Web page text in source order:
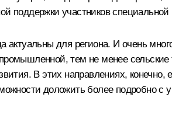
поддержки участников
актуальны для региона. И очень
тем не менее сельские
В этих направлениях,
доложить более подробно с